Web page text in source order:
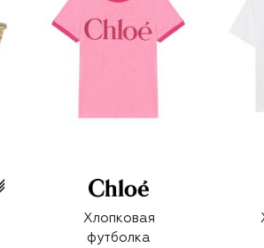
Хлопковая
футболка